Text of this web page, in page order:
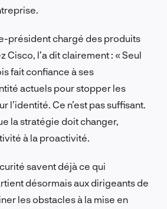
président chargé des produits
Cisco, l’a dit clairement : « Seul
fait confiance à ses
actuels pour stopper les
l’identité. Ce n’est pas suffisant.
la stratégie doit changer,
à la proactivité.
savent déjà ce qui
désormais aux dirigeants de
les obstacles à la mise en